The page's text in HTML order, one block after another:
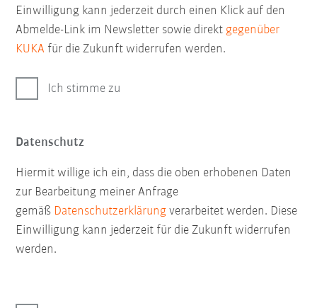
Einwilligung kann jederzeit durch einen Klick auf den
Abmelde-Link im Newsletter sowie direktgegenüber
KUKA für die Zukunft widerrufen werden.
Ich stimme zu
Datenschutz
Hiermit willige ich ein, dass die oben erhobenen Daten
zur Bearbeitung meiner Anfrage
gemäß Datenschutzerklärung verarbeitet werden. Diese
Einwilligung kann jederzeit für die Zukunft widerrufen
werden.